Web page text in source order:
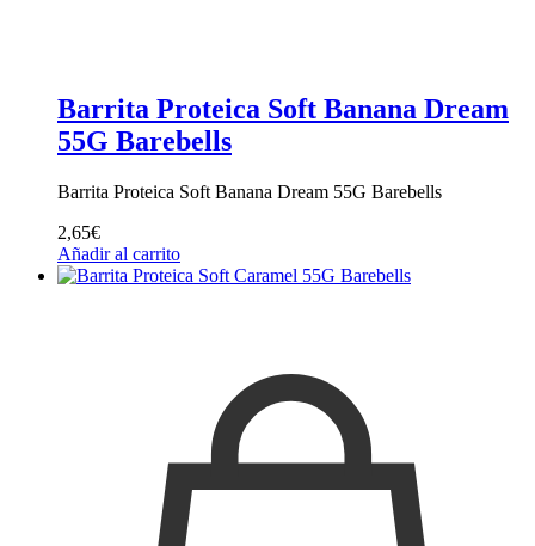
Barrita Proteica Soft Banana Dream
55G Barebells
Barrita Proteica Soft Banana Dream 55G Barebells
2,65€
Añadir al carrito